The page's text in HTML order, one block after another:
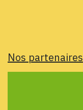
Nos partenaires